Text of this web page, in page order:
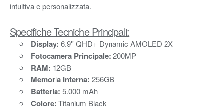
intuitiva e personalizzata.
Specifiche Tecniche Principali:
Display: 6.9'' QHD+ Dynamic AMOLED 2X
Fotocamera Principale: 200MP
RAM: 12GB
Memoria Interna: 256GB
Batteria: 5.000 mAh
Colore: Titanium Black